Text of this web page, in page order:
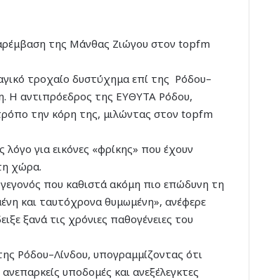
της Μάνθας Ζιώγου στον topfm
τροχαίο δυστύχημα επί της Ρόδου–
Η αντιπρόεδρος της ΕΥΘΥΤΑ Ρόδου,
την κόρη της, μιλώντας στον topfm
για εικόνες «φρίκης» που έχουν
χώρα.
που καθιστά ακόμη πιο επώδυνη τη
και ταυτόχρονα θυμωμένη», ανέφερε
ξανά τις χρόνιες παθογένειες του
Ρόδου–Λίνδου, υπογραμμίζοντας ότι
υποδομές και ανεξέλεγκτες